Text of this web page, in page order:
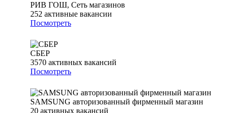
РИВ ГОШ, Сеть магазинов
252 активные вакансии
Посмотреть
СБЕР
3570 активных вакансий
Посмотреть
SAMSUNG авторизованный фирменный магазин
20 активных вакансий